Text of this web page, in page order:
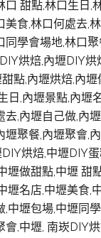
口 甜點,林口生日,
美食,林口何處去,
同學會場地,林口
烘焙,內壢DIY烘
點,內壢烘焙,內壢
日,內壢景點,內壢
去,內壢自己做,內
壢聚餐,內壢聚會,
烘焙,中壢DIY
壢做甜點,中壢 甜
壢名店,中壢美食,
,中壢包場,中壢同
會,中壢, 南崁DIY